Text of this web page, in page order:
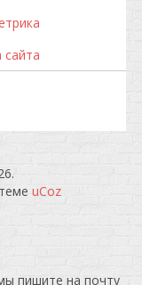
.
uCoz
пишите на почту